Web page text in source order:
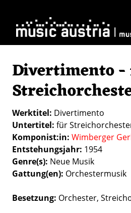
Divertimento
Werktitel Divertimento
Untertitel für
Komponist:in Wimberger
Entstehungsjahr 1954
Genre(s) Neue Musik
Gattung(en) Orchestermusik
Besetzung Orchester